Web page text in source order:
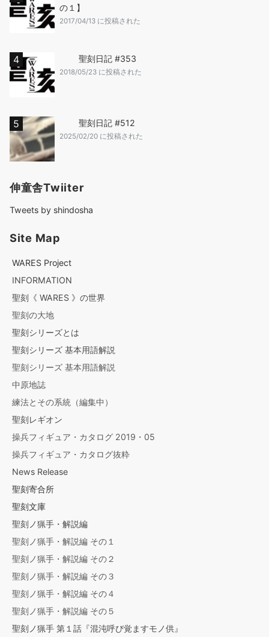
の１】
2017/04/13 に投稿された
聖刻日記 #353
2018/05/23 に投稿された
聖刻日記 #512
2025/02/20 に投稿された
伸童舎Twiiter
Tweets by shindosha
Site Map
WARES Project
INFORMATION
聖刻《 WARES 》の世界
聖刻の大地
聖刻シリーズとは
聖刻シリーズ 基本用語解説
聖刻シリーズ 基本用語解説
中原地誌
練法とその系統（編集中）
聖刻レギオン
操兵フィギュア・カタログ 2019・05
操兵フィギュア・カタログ抜粋
News Release
聖刻寄合所
聖刻文庫
聖刻ノ猟手・解説編
聖刻ノ猟手・解説編 その１
聖刻ノ猟手・解説編 その２
聖刻ノ猟手・解説編 その３
聖刻ノ猟手・解説編 その４
聖刻ノ猟手・解説編 その５
聖刻ノ猟手 第１話『混沌呼び覚ますモノ供』